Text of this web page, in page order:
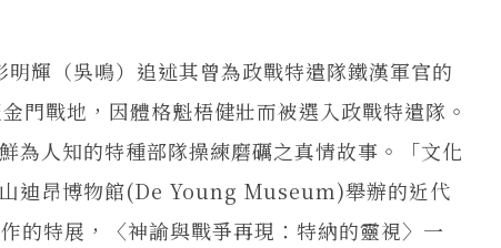
（吳鳴）追述其曾為政戰特遣隊鐵漢軍官的
門戰地，因體格魁梧健壯而被選入政戰特遣隊。
為人知的特種部隊操練磨礪之真情故事。「文化
迪昂博物館(De Young Museum)舉辦的近代
特展，〈神諭與戰爭再現：特納的靈視〉一